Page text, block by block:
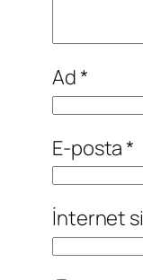
Ad*
E-posta*
İnternet